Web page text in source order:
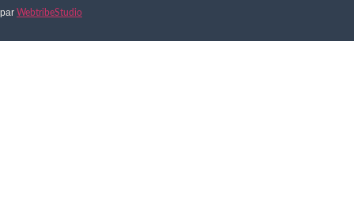
par WebtribeStudio